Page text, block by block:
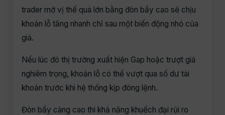
trader mở vị thế quá lớn bằng đòn bẩy cao sẽ chịu
khoản lỗ tăng nhanh chỉ sau một biến động nhỏ của
giá.
Nếu lúc đó thị trường xuất hiện Gap hoặc trượt giá
nghiêm trọng, khoản lỗ có thể vượt qua số dư tài
khoản trước khi hệ thống kịp đóng lệnh.
Đòn bẩy càng cao thì khả năng khuếch đại rủi ro